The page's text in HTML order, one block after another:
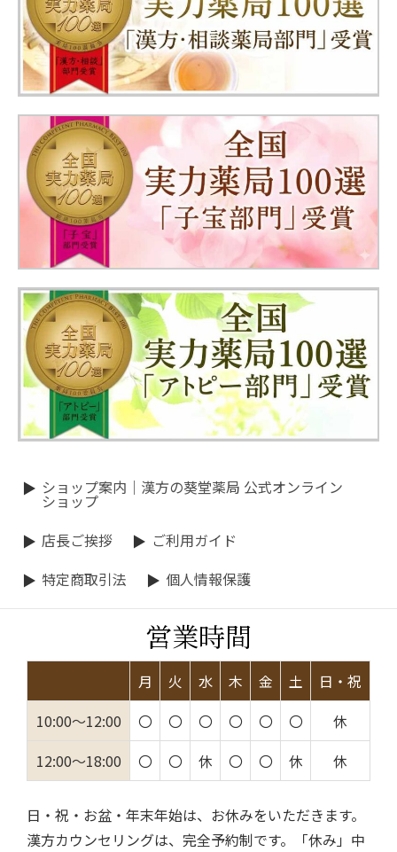
ショップ案内｜漢方の葵堂薬局 公式オンライン
ショップ
店長ご挨拶
ご利用ガイド
特定商取引法
個人情報保護
営業時間
月 火 水 木 金 土
日・祝
10:00～12:00
〇 〇 〇 〇 〇 〇
休
12:00～18:00
〇 〇 休 〇 〇 休 休
日・祝・お盆・年末年始は、お休みをいただきます。
漢方カウンセリングは、完全予約制です。「休み」中